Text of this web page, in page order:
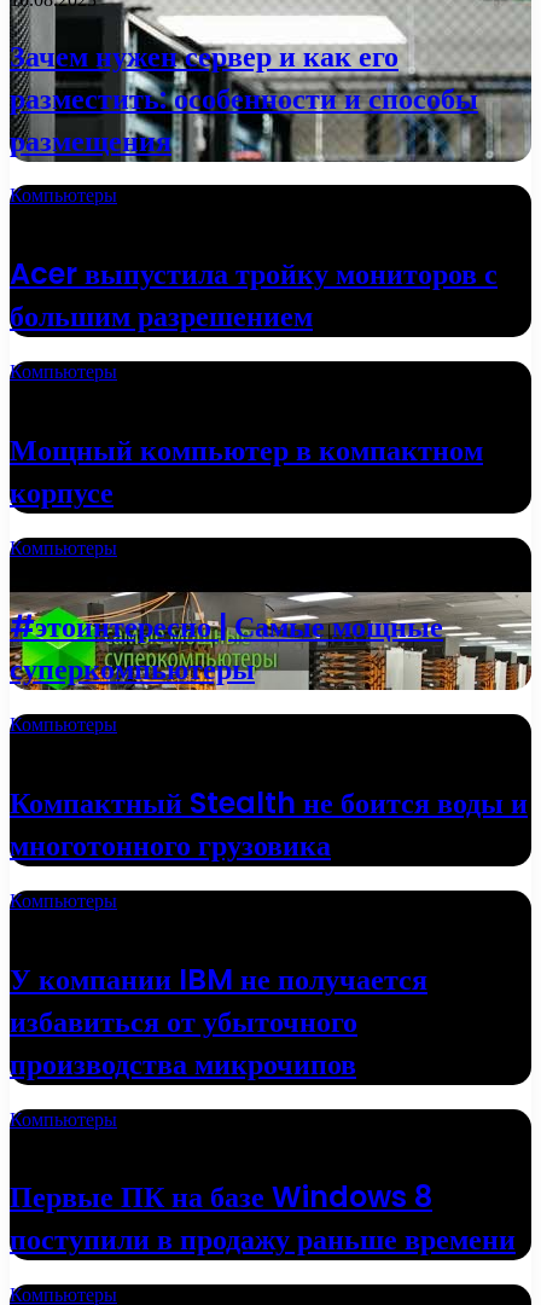
Зачем нужен сервер и как его
разместить: особенности и способы
размещения
Компьютеры
Acer выпустила тройку мониторов с
большим разрешением
Компьютеры
Мощный компьютер в компактном
корпусе
Компьютеры
#этоинтересно | Самые мощные
суперкомпьютеры
Компьютеры
Компактный Stealth не боится воды и
многотонного грузовика
Компьютеры
У компании IBM не получается
избавиться от убыточного
производства микрочипов
Компьютеры
Первые ПК на базе Windows 8
поступили в продажу раньше времени
Компьютеры